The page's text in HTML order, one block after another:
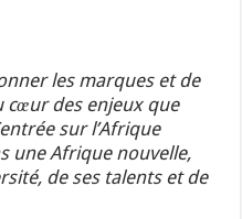
les marques et de
cœur des enjeux que
sur l’Afrique
une Afrique nouvelle,
de ses talents et de